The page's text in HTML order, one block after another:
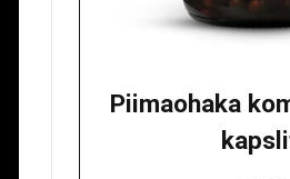
Piimaohaka